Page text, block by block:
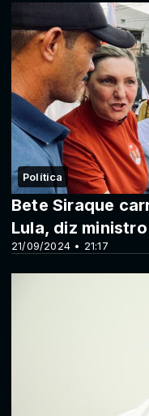
Política
21/09/2024 • 21:17
Bete Siraque
Lula, diz